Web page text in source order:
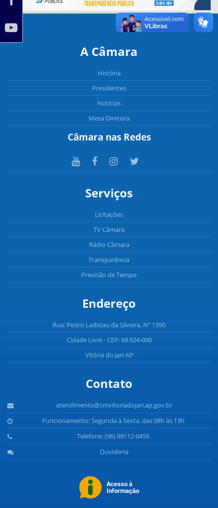
A Câmara
História
Presidentes
Notícias
Mesa Diretora
Câmara nas Redes
Serviços
Licitações
TV Câmara
Rádio Câmara
Transparência
Previsão de Tempo
Endereço
Rua: Pedro Ladislau da Silveira, Nº 1390
Cidade Livre - CEP: 68.924-000
Vitória do Jari-AP
Contato
atendimento@cmvitoriadojari.ap.gov.br
Funcionamento: Segunda à Sexta, das 08h às 13h
Telefone: (96) 99112-0456
Ouvidoria